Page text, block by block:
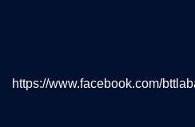
https://www.facebook.com/